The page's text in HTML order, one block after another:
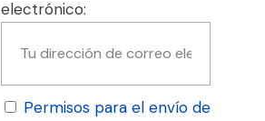
electrónico:
Permisos para el envío de